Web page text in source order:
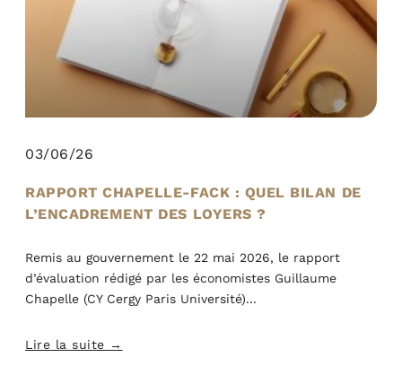
RAPPORT CHAPELLE-FACK : QUEL BILAN DE
L’ENCADREMENT DES LOYERS ?
Remis au gouvernement le 22 mai 2026, le rapport
d’évaluation rédigé par les économistes Guillaume
Chapelle (CY Cergy Paris Université)
Lire la suite →
03/06/26